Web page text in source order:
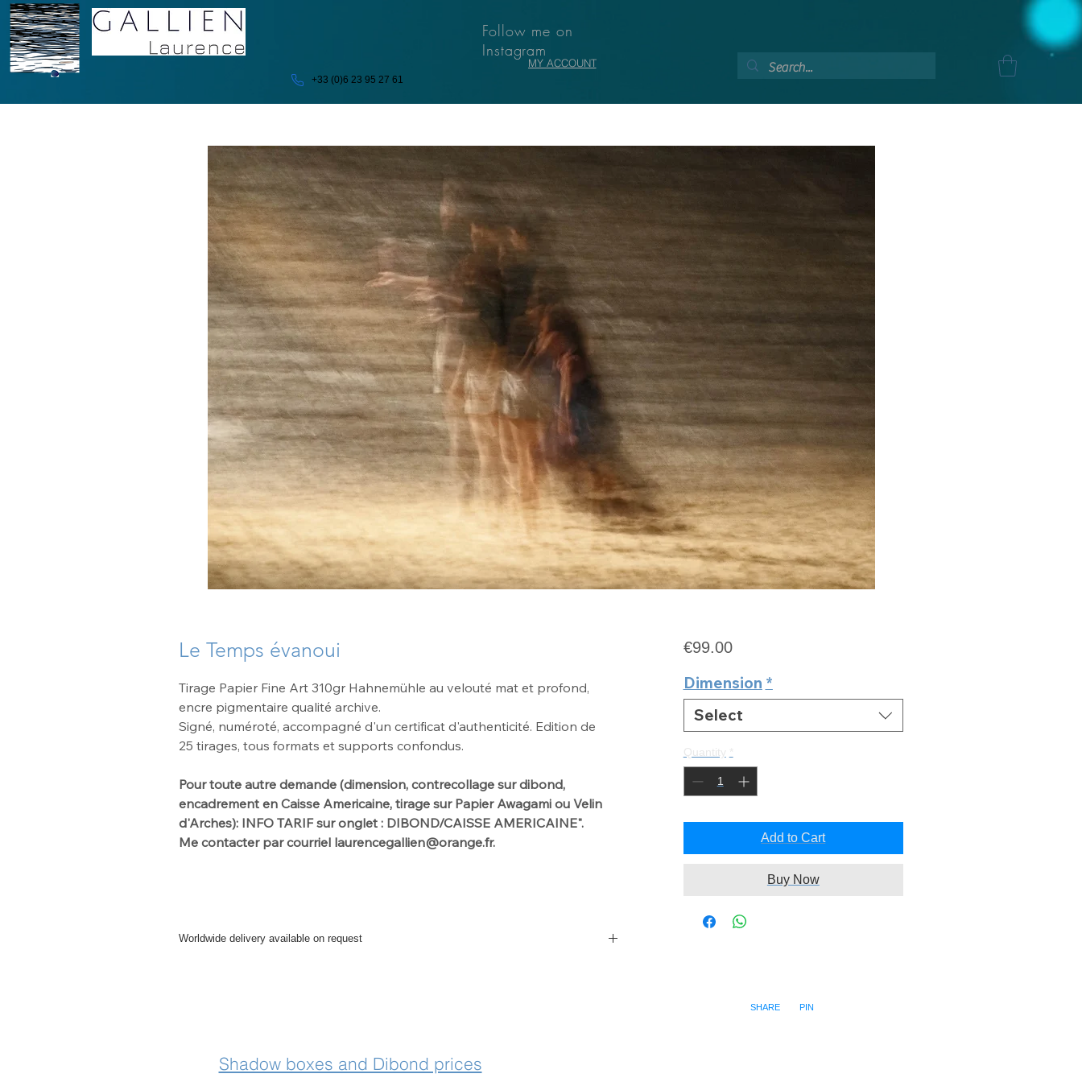
+33 (0)6 23 95 27 61
Follow me on
Instagram
MY ACCOUNT
Le Temps évanoui
Tirage Papier Fine Art 310gr Hahnemühle au velouté mat et profond,
encre pigmentaire qualité archive.
Signé, numéroté, accompagné d'un certificat d'authenticité. Edition de
25 tirages, tous formats et supports confondus.
Pour toute autre demande (dimension, contrecollage sur dibond,
encadrement en Caisse Americaine, tirage sur Papier Awagami ou Velin
d'Arches): INFO TARIF sur onglet : DIBOND/CAISSE AMERICAINE".
Me contacter par courriel laurencegallien@orange.fr.
Worldwide delivery available on request
€99.00Price
Dimension *
Select
Add to Cart
Buy Now
SHARE PIN
Shadow boxes and Dibond prices